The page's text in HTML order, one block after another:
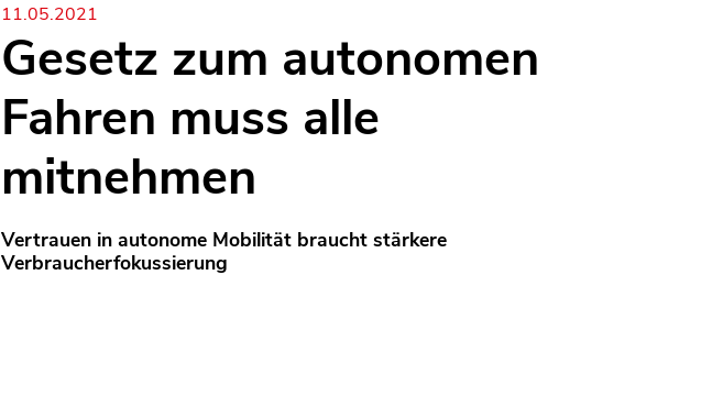
11.05.2021
Gesetz zum autonomen
Fahren muss alle
mitnehmen
Vertrauen in autonome Mobilität braucht stärkere
Verbraucherfokussierung